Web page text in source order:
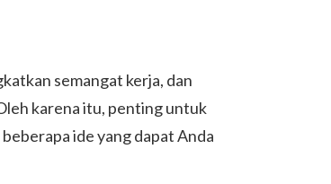
semangat kerja, dan
karena itu, penting untuk
ide yang dapat Anda